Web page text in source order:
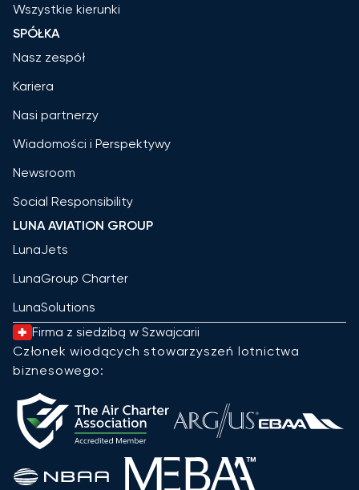
Wszystkie kierunki
SPÓŁKA
Nasz zespół
Kariera
Nasi partnerzy
Wiadomości i Perspektywy
Newsroom
Social Responsibility
LUNA AVIATION GROUP
LunaJets
LunaGroup Charter
LunaSolutions
Firma z siedzibą w Szwajcarii
Członek wiodących stowarzyszeń lotnictwa
biznesowego: